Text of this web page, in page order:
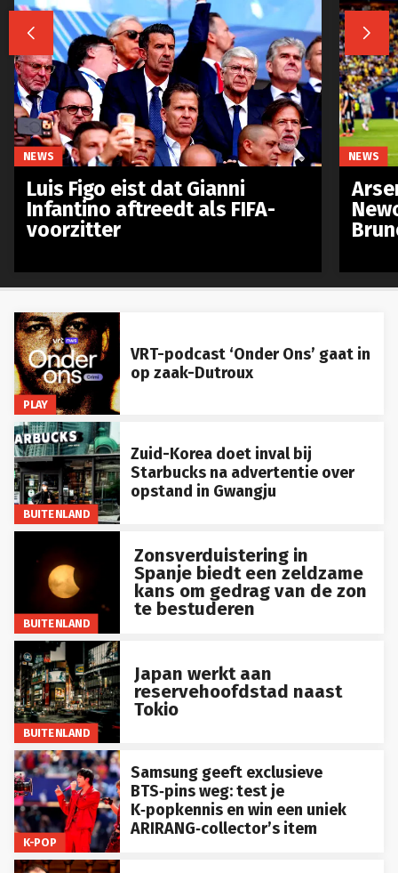
PLAY
VRT-podcast ‘Onder Ons’ gaat in
op zaak-Dutroux
BUITENLAND
Zuid-Korea doet inval bij
Starbucks na advertentie over
opstand in Gwangju
BUITENLAND
Zonsverduistering in
Spanje biedt een zeldzame
kans om gedrag van de zon
te bestuderen
BUITENLAND
Japan werkt aan
reservehoofdstad naast
Tokio
K-POP
Samsung geeft exclusieve
BTS‑pins weg: test je
K‑popkennis en win een uniek
ARIRANG‑collector’s item
 
NEWS
Luis Figo eist dat Gianni
Infantino aftreedt als FIFA-
voorzitter
NEWS